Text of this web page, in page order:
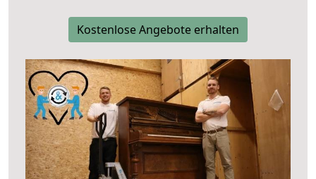
Kostenlose Angebote erhalten